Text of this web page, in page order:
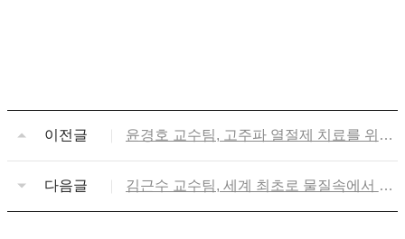
이전글
윤경호 교수팀, 고주파 열절제 치료를 위한
다음글
김근수 교수팀, 세계 최초로 물질속에서 액